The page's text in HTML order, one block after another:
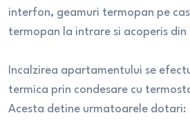
interfon, geamuri termopan pe
termopan la intrare si acoperis
Incalzirea apartamentului se
termica prin condesare cu
Acesta detine urmatoarele dotari: